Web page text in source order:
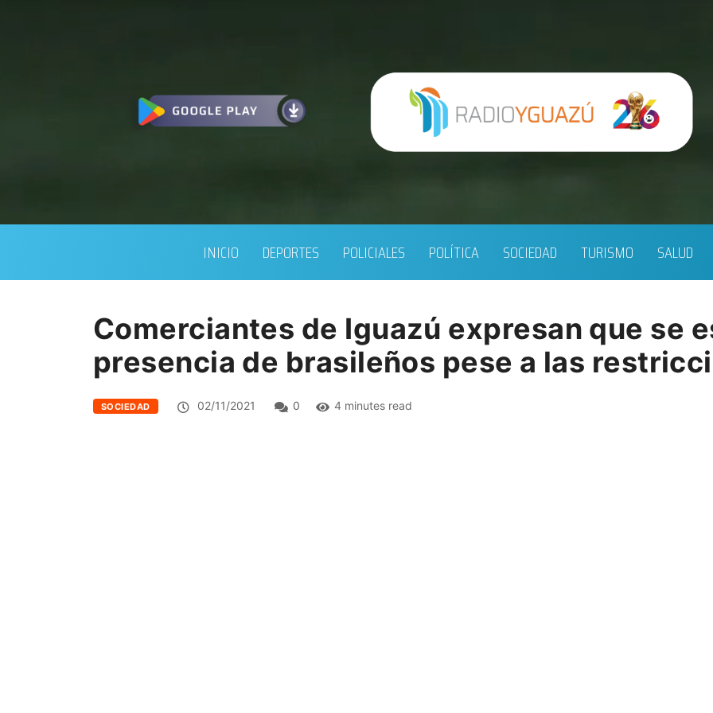
INICIO DEPORTES POLICIALES POLÍTICA SOCIEDAD TURISMO SALUD
Comerciantes de Iguazú expresan que se
presencia de brasileños pese a las
SOCIEDAD 02/11/2021 0 4 minutes read